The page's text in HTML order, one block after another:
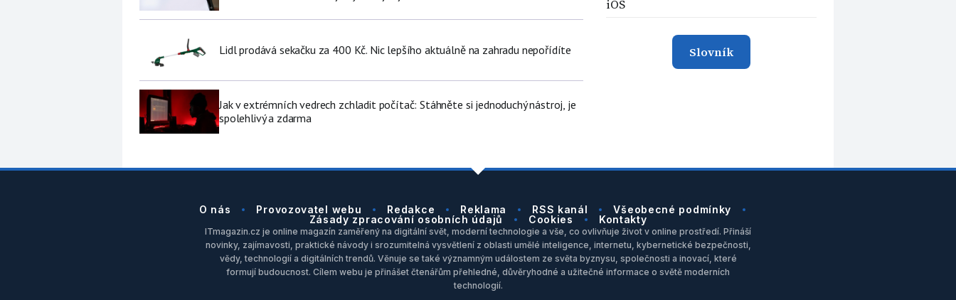
Lidl prodává sekačku za 400 Kč. Nic lepšího aktuálně na zahradu nepořídíte
Jak v extrémních vedrech zchladit počítač: Stáhněte si jednoduchý nástroj, je
spolehlivý a zdarma
iOS
Slovník
O nás Provozovatel webu Redakce Reklama RSS kanál
Všeobecné podmínky
Zásady zpracování osobních údajů
Cookies Kontakty
ITmagazin.cz je online magazín zaměřený na digitální svět, moderní technologie a vše, co ovlivňuje život v online prostředí. Přináší
novinky, zajímavosti, praktické návody i srozumitelná vysvětlení z oblasti umělé inteligence, internetu, kybernetické bezpečnosti,
vědy, technologií a digitálních trendů. Věnuje se také významným událostem ze světa byznysu, společnosti a inovací, které
formují budoucnost. Cílem webu je přinášet čtenářům přehledné, důvěryhodné a užitečné informace o světě moderních
technologií.